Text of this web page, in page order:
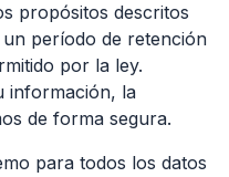
propósitos descritos
período de retención
por la ley.
información, la
de forma segura.
para todos los datos